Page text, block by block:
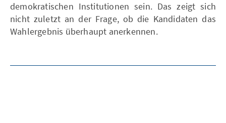
demokratischen Institutionen sein. Das zeigt sich
nicht zuletzt an der Frage, ob die Kandidaten das
Wahlergebnis überhaupt anerkennen.